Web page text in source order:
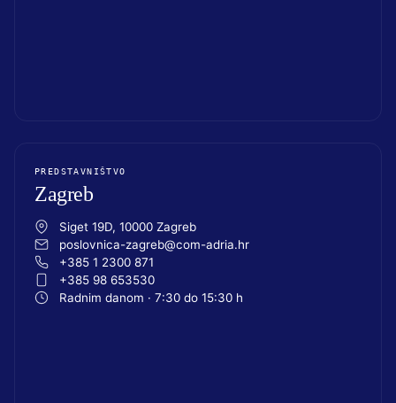
PREDSTAVNIŠTVO
Zagreb
Siget 19D, 10000 Zagreb
poslovnica-zagreb@com-adria.hr
+385 1 2300 871
+385 98 653530
Radnim danom · 7:30 do 15:30 h